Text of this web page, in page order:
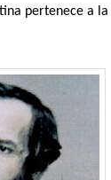
pertenece a